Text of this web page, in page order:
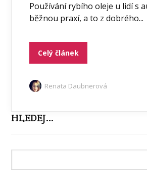
Používání rybího oleje u lidí s
běžnou praxí, a to z dobrého...
Celý článek
Renata Daubnerová
HLEDEJ…